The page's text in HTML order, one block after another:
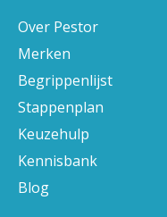
Over Pestor
Merken
Begrippenlijst
Stappenplan
Keuzehulp
Kennisbank
Blog